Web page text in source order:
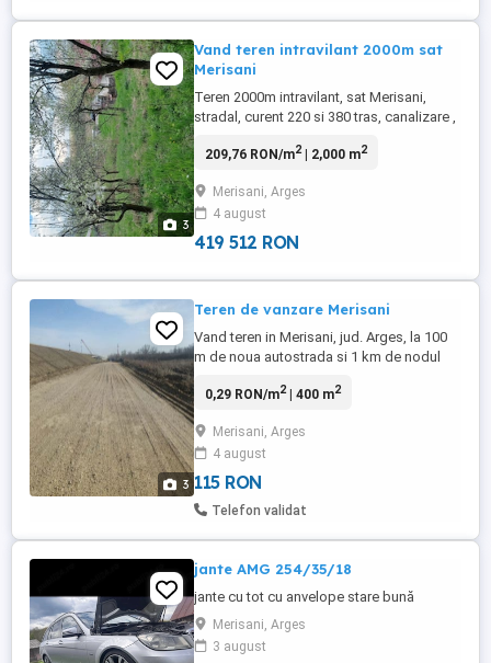
3
Vand teren intravilant 2000m sat
Merisani
Teren 2000m intravilant, sat Merisani,
stradal, curent 220 si 380 tras, canalizare ,
aproximativ o ora de Bucuresti si ulterior o
de iesirea de pe A1 cu o priveliste
deosebita este ideal pentru o casa de
vacanta ...
209,76 RON/m2| 2,000 m2
Merisani, Arges
4 august
419 512 RON
3
Teren de vanzare Merisani
Vand teren in Merisani, jud. Arges, la 100
m de noua autostrada si 1 km de nodul
diverse activitati. Suprafata: 400 mp
deschidere la drum pe 2 părți. CF: 90100
0,29 RON/m2| 400 m2
Merisani, Arges
4 august
115 RON
Telefon validat
jante AMG 254/35/18
jante cu tot cu anvelope stare bună
Merisani, Arges
3 august